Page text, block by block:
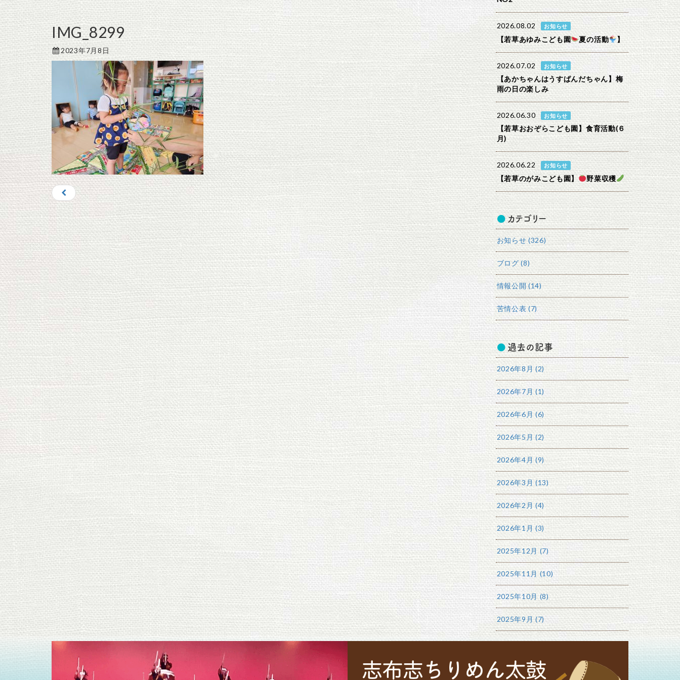
IMG_8299
2023年7月8日
2026.08.02 お知らせ
【若草あゆみこども園 夏の活動 】
2026.07.02 お知らせ
【あかちゃんはうすぱんだちゃん】梅
雨の日の楽しみ
2026.06.30 お知らせ
【若草おおぞらこども園】食育活動(６
月)
2026.06.22 お知らせ
【若草のがみこども園】 野菜収穫
カテゴリー
お知らせ (326)
ブログ (8)
情報公開 (14)
苦情公表 (7)
過去の記事
2026年8月 (2)
2026年7月 (1)
2026年6月 (6)
2026年5月 (2)
2026年4月 (9)
2026年3月 (13)
2026年2月 (4)
2026年1月 (3)
2025年12月 (7)
2025年11月 (10)
2025年10月 (8)
2025年9月 (7)